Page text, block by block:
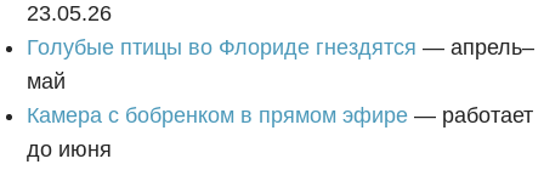
23.05.26
Голубые птицы во Флориде гнездятся — апрель–
май
Камера с бобренком в прямом эфире— работает
до июня